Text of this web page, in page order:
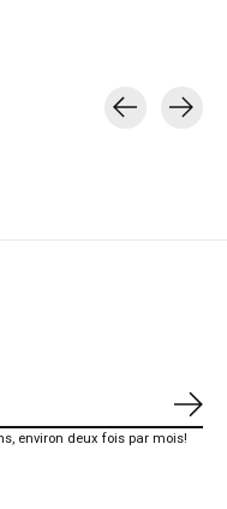
environ deux fois par mois!